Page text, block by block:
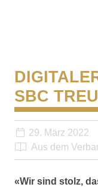
SBC
29. März 2022
Aus dem
«Wir sind stolz,